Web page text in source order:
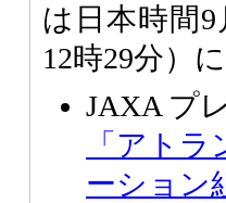
は日本時間
12時29分）
JAXA プ
「アト
ーション